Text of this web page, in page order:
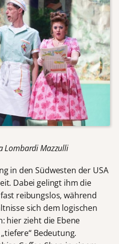
Lombardi Mazzulli
in den Südwesten der USA
Dabei gelingt ihm die
reibungslos, während
sich dem logischen
hier zieht die Ebene
Bedeutung.